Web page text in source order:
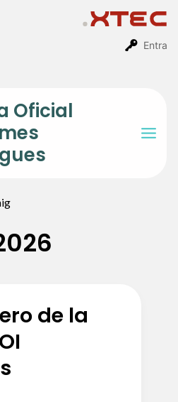
Entra
Oficial
de la